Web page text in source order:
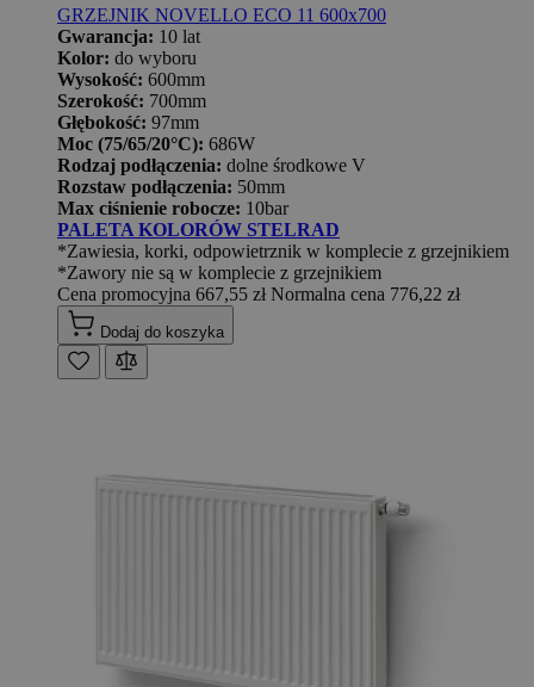
GRZEJNIK NOVELLO ECO 11 600x700
Gwarancja: 10 lat
Kolor: do wyboru
Wysokość: 600mm
Szerokość: 700mm
Głębokość: 97mm
Moc (75/65/20°C): 686W
Rodzaj podłączenia: dolne środkowe V
Rozstaw podłączenia: 50mm
Max ciśnienie robocze: 10bar
PALETA KOLORÓW STELRAD
*Zawiesia, korki, odpowietrznik w komplecie z grzejnikiem
*Zawory nie są w komplecie z grzejnikiem
Cena promocyjna 667,55 zł Normalna cena 776,22 zł
Dodaj do koszyka